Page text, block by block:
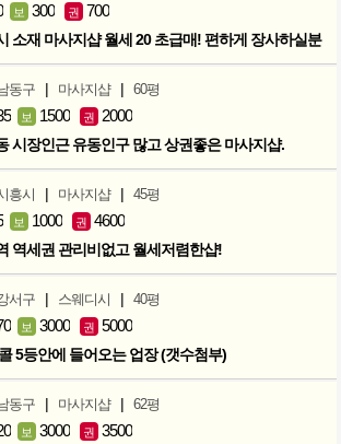
보 300 권 700
소재 마사지샵 월세 20 초급매! 편하게 장사하실분
동구 | 마사지샵 | 60평
보 1500 권 2000
시장인근 유동인구 많고 상권좋은 마사지샵.
흥시 | 마사지샵 | 45평
보 1000 권 4600
역세권 관리비없고 월세저렴한샵!
서구 | 스웨디시 | 40평
보 3000 권 5000
5등안에 들어오는 업장 (갯수첨부)
동구 | 마사지샵 | 62평
보 3000 권 3500